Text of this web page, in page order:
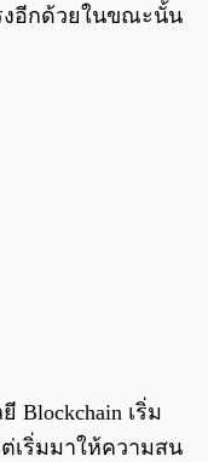
งอีกด้วยในขณะนั้น
Blockchain เริ่ม
เริ่มมาให้ความสน